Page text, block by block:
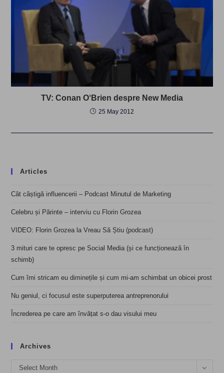
TV: Conan O‘Brien despre New Media
25 May 2012
Articles
Cât câștigă influencerii – Podcast Minutul de Marketing
Celebru și Părinte – interviu cu Florin Grozea
VIDEO: Florin Grozea la Vreau Să Știu (podcast)
3 mituri care te opresc pe Social Media (și ce funcționează în
schimb)
Cum îmi stricam eu diminețile și cum mi-am schimbat un obicei prost
Nu geniul, ci focusul este superputerea antreprenorului
Încrederea pe care am învățat s-o dau visului meu
Archives
Archives
Select Month